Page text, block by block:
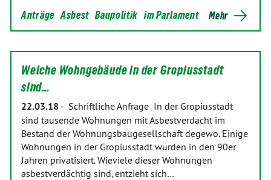
Anträge Asbest Baupolitik im Parlament Mehr
Welche Wohngebäude in der Gropiusstadt
sind…
22.03.18 - Schriftliche Anfrage In der Gropiusstadt
sind tausende Wohnungen mit Asbestverdacht im
Bestand der Wohnungsbaugesellschaft degewo. Einige
Wohnungen in der Gropiusstadt wurden in den 90er
Jahren privatisiert. Wieviele dieser Wohnungen
asbestverdächtig sind, entzieht sich…